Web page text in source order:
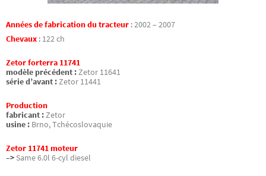
Années de fabrication du tracteur :2002 – 2007
Chevaux : 122 ch
Zetor forterra 11741
modèle précédent :Zetor 11641
série d’avant :Zetor 11441
Production
fabricant :Zetor
usine : Brno, Tchécoslovaquie
Zetor 11741 moteur
–> Same 6.0l 6-cyl diesel